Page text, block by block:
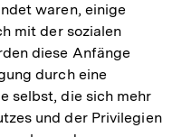
waren, einige
mit der sozialen
diese Anfänge
durch eine
selbst, die sich mehr
und der Privilegien